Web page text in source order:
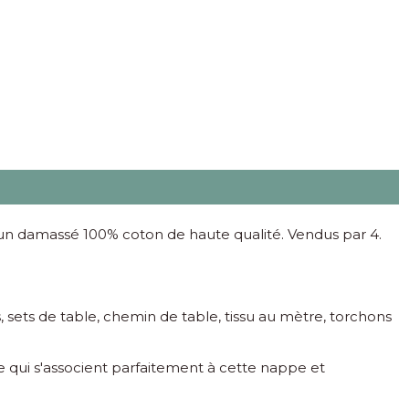
100% coton de haute qualité. Vendus par 4.
de table, chemin de table, tissu au mètre, torchons
qui s'associent parfaitement à cette nappe et